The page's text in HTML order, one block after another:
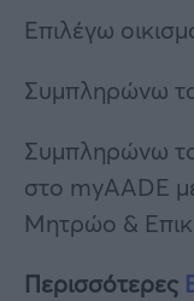
Επιλέγω
Συμπληρώνω τα
Συμπληρώνω
στο myAADE
Μητρώο &
Περισσότερες